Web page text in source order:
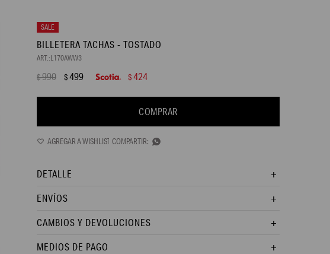
BILLETERA TACHAS - TOSTADO
L170AWW3
$990 $499 $424
COMPRAR

DETALLE
ENVÍOS
CAMBIOS Y DEVOLUCIONES
MEDIOS DE PAGO